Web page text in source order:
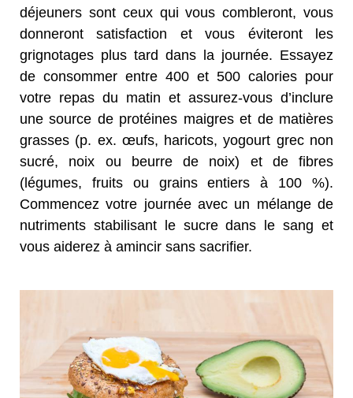
déjeuners sont ceux qui vous combleront, vous
donneront satisfaction et vous éviteront les
grignotages plus tard dans la journée. Essayez
de consommer entre 400 et 500 calories pour
votre repas du matin et assurez-vous d’inclure
une source de protéines maigres et de matières
grasses (p. ex. œufs, haricots, yogourt grec non
sucré, noix ou beurre de noix) et de fibres
(légumes, fruits ou grains entiers à 100 %).
Commencez votre journée avec un mélange de
nutriments stabilisant le sucre dans le sang et
vous aiderez à amincir sans sacrifier.